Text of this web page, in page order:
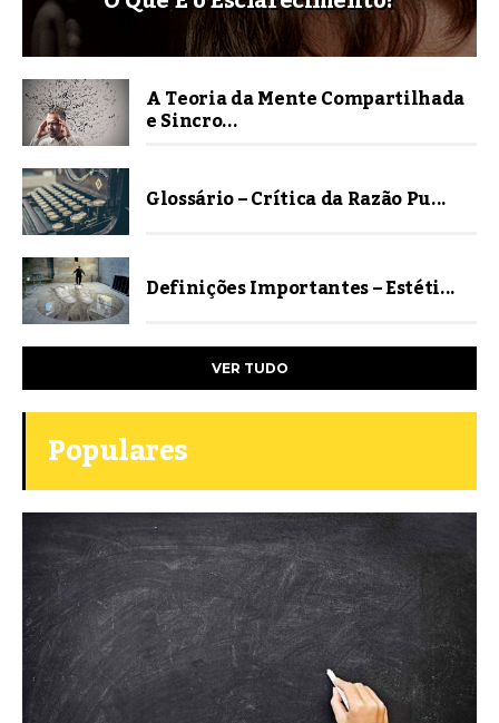
A Teoria da Mente Compartilhada
e Sincro...
Glossário – Crítica da Razão Pu...
Definições Importantes – Estéti...
VER TUDO
Populares